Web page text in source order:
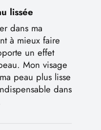
lissée
dans ma
à mieux faire
un effet
Mon visage
peau plus lisse
dans